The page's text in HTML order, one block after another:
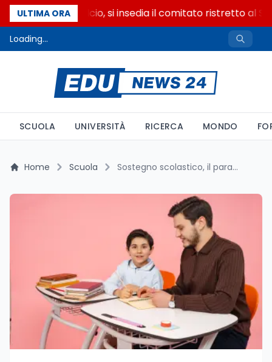
ULTIMA ORA
Riforma del calcio, si insedia il comitato ristretto al
Loading...
SCUOLA UNIVERSITÀ RICERCA MONDO
Home Scuola Sostegno scolastico, il paradosso del Nord nei dati ISTAT 2024-2025